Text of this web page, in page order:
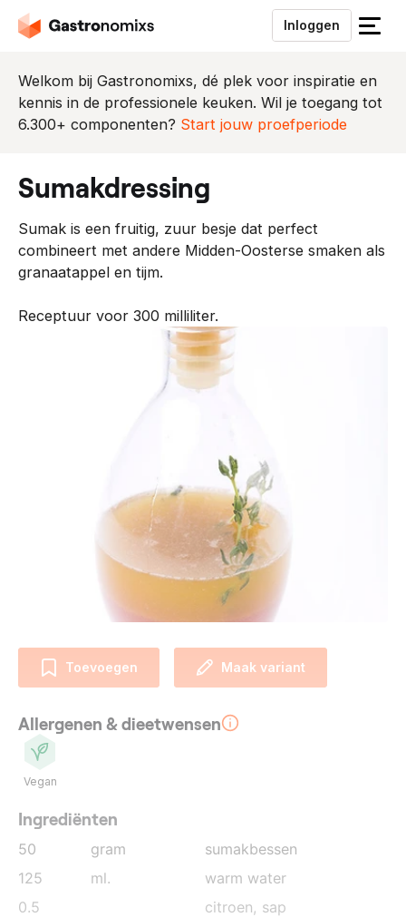
Inloggen
S
u
i
n
Welkom bij Gastronomixs, dé plek voor inspiratie en
kennis in de professionele keuken. Wil je toegang tot
6.300+ componenten? Start jouw proefperiode
sumakdressing
Sumak is een fruitig, zuur besje dat perfect
combineert met andere Midden-Oosterse smaken als
granaatappel en tijm.
Receptuur voor 300 milliliter.
Toevoegen Maak variant
Allergenen & dieetwensen
Vegan
Ingrediënten
50 gram
sumakbessen
125
ml.
warm water
0.5
citroen, sap